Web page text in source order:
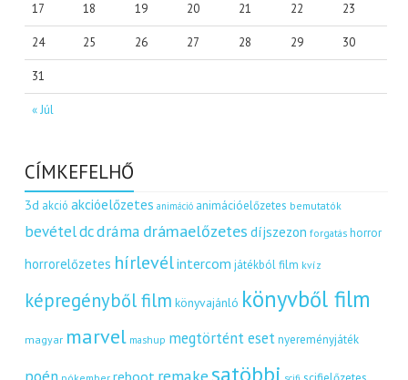
« Júl
17 18 19 20 21 22 23
24 25 26 27 28 29 30
31
CÍMKEFELHŐ
3d akció akcióelőzetes animáció animációelőzetes bemutatók
bevételdcdráma drámaelőzetes díjszezon forgatás horror
horrorelőzetes hírlevélintercom játékból film kvíz
képregényből film könyvajánló könyvből film
magyar marvel mashup megtörtént eset nyereményjáték
satöbbi